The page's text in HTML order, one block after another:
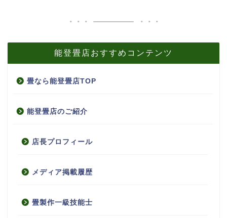
能登畳店おすすめコンテンツ
畳なら能登畳店TOP
能登畳店のご紹介
店長プロフィール
メディア掲載履歴
畳製作一級技能士